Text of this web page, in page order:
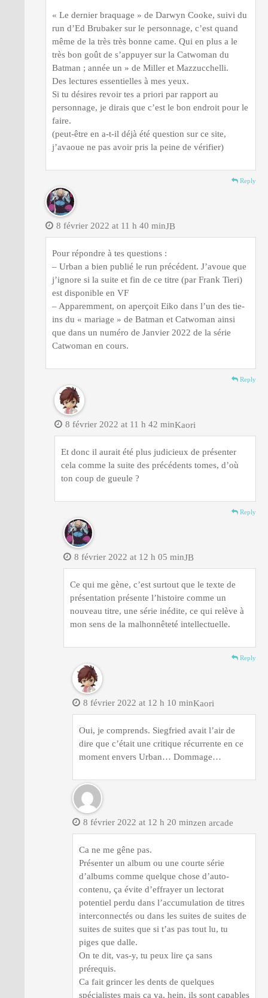
« Le dernier braquage » de Darwyn Cooke, suivi du
run d’Ed Brubaker sur le personnage, c’est quand
même de la très très bonne came. Qui en plus a le
très bon goût de s’appuyer sur la Catwoman du
Batman ; année un » de Miller et Mazzucchelli.
Des lectures essentielles à mes yeux.
Si tu désires revoir tes a priori par rapport au
personnage, je dirais que c’est le bon endroit pour le
faire.
(peut-être en a-t-il déjà été question sur ce site,
j’avaoue ne pas avoir pris la peine de vérifier)
Reply
JB
8 février 2022 at 11 h 40 min
Pour répondre à tes questions :
– Urban a bien publié le run précédent. J’avoue que
j’ignore si la suite et fin de ce titre (par Frank Tieri)
est disponible en VF
– Apparemment, on aperçoit Eiko dans l’un des tie-
ins du « mariage » de Batman et Catwoman ainsi
que dans un numéro de Janvier 2022 de la série
Catwoman en cours.
Reply
Kaori
8 février 2022 at 11 h 42 min
Et donc il aurait été plus judicieux de présenter
cela comme la suite des précédents tomes, d’où
ton coup de gueule ?
Reply
JB
8 février 2022 at 12 h 05 min
Ce qui me gène, c’est surtout que le texte de
présentation présente l’histoire comme un
nouveau titre, une série inédite, ce qui relève à
mon sens de la malhonnêteté intellectuelle.
Reply
Kaori
8 février 2022 at 12 h 10 min
Oui, je comprends. Siegfried avait l’air de
dire que c’était une critique récurrente en ce
moment envers Urban… Dommage…
zen arcade
8 février 2022 at 12 h 20 min
Ca ne me gêne pas.
Présenter un album ou une courte série
d’albums comme quelque chose d’auto-
contenu, ça évite d’effrayer un lectorat
potentiel perdu dans l’accumulation de titres
interconnectés ou dans les suites de suites de
suites de suites que si t’as pas tout lu, tu
piges que dalle.
On te dit, vas-y, tu peux lire ça sans
prérequis.
Ca fait grincer les dents de quelques
spécialistes mais ça va, hein, ils sont capables